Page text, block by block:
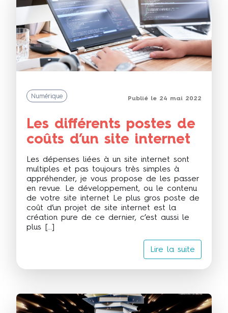
Numérique Publié le 24 mai 2022
Les différents postes de
coûts d’un site internet
Les dépenses liées à un site internet sont
multiples et pas toujours très simples à
appréhender, je vous propose de les passer
en revue. Le développement, ou le contenu
de votre site internet Le plus gros poste de
coût d’un projet de site internet est la
création pure de ce dernier, c’est aussi le
plus […]
Lire la suite